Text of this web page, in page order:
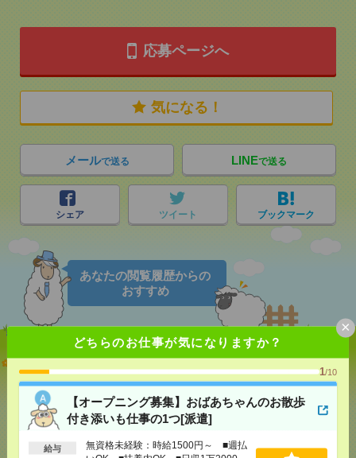
どちらのお仕事が気になりますか？
1/10
【オープニング募集】おばあちゃんのお散歩
付き添いも仕事の1つ[派遣]
給与
無資格未経験：時給1500円～ ■週払
×
応募ページへ
気になる！
メールで送る LINEで送る
シェア ツイート ブックマーク
あなたの閲覧履歴からの
おすすめ
【オープニング募集】おばあちゃんのお散歩付き添
いも仕事の1つ[派遣]
[給 与]
無資格未経験：時給1500円～ ■週払い
OK ■扶養内OK ■日収1万2000円以上
[勤務地]巣鴨駅/目白駅/北池袋駅/…